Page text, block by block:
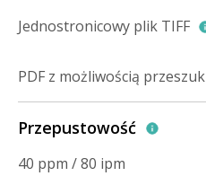
Jednostronicowy plik TIFF
PDF z możliwością
Przepustowość
40 ppm / 80 ipm